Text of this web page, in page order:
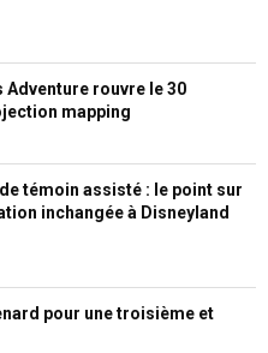
Adventure rouvre le 30
mapping
témoin assisté : le point sur
inchangée à Disneyland
pour une troisième et